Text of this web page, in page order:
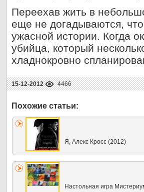
Переехав жить в
еще не догадываются,
ужасной истории. Когда
убийца, который
хладнокровно
15-12-2012 4466
Я, Алекс Кросс (2012)
Настольная игра